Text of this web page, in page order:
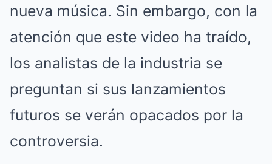
nueva música. Sin embargo, con la
atención que este video ha traído,
los analistas de la industria se
preguntan si sus lanzamientos
futuros se verán opacados por la
controversia.